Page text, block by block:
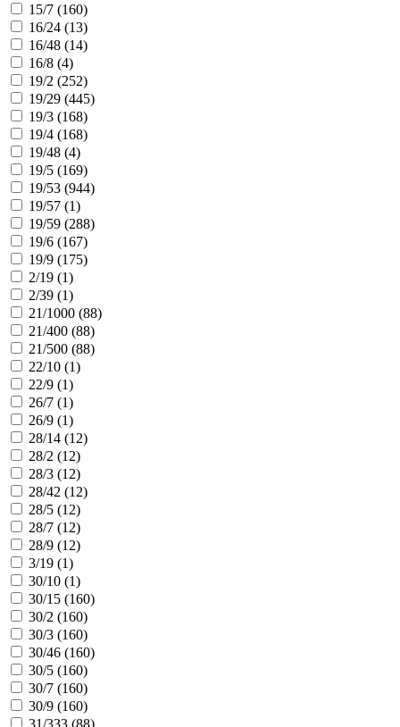
15/7 (160)
16/24 (13)
16/48 (14)
16/8 (4)
19/2 (252)
19/29 (445)
19/3 (168)
19/4 (168)
19/48 (4)
19/5 (169)
19/53 (944)
19/57 (1)
19/59 (288)
19/6 (167)
19/9 (175)
2/19 (1)
2/39 (1)
21/1000 (88)
21/400 (88)
21/500 (88)
22/10 (1)
22/9 (1)
26/7 (1)
26/9 (1)
28/14 (12)
28/2 (12)
28/3 (12)
28/42 (12)
28/5 (12)
28/7 (12)
28/9 (12)
3/19 (1)
30/10 (1)
30/15 (160)
30/2 (160)
30/3 (160)
30/46 (160)
30/5 (160)
30/7 (160)
30/9 (160)
31/333 (88)